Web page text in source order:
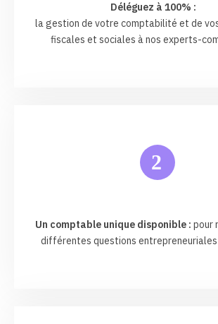
Déléguez à 100% :
la gestion de votre comptabilité et de
fiscales et sociales à nos experts-
2
Un comptable unique disponible : pour
différentes questions entrepreneuriales